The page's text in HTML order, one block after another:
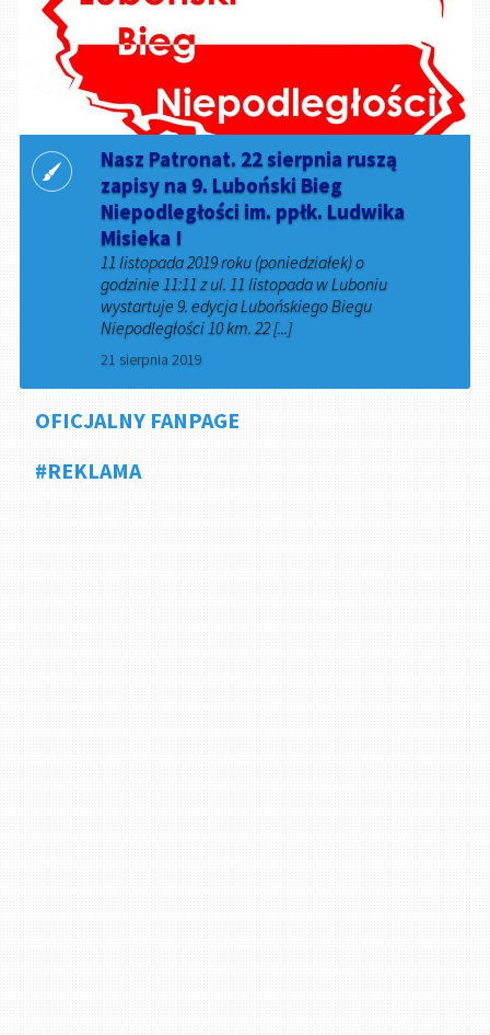
Nasz Patronat. 22 sierpnia ruszą
zapisy na 9. Luboński Bieg
Niepodległości im. ppłk. Ludwika
Misieka !
11 listopada 2019 roku (poniedziałek) o
godzinie 11:11 z ul. 11 listopada w Luboniu
wystartuje 9. edycja Lubońskiego Biegu
Niepodległości 10 km. 22 [...]
21 sierpnia 2019
OFICJALNY FANPAGE
#REKLAMA